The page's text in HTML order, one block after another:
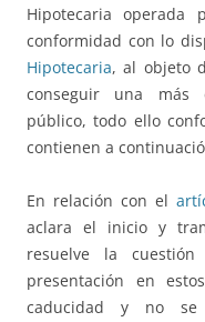
Hipotecaria
conformidad con lo
Hipotecaria, al objeto
conseguir una más
público, todo ello
contienen a
En relación con el
aclara el inicio y
resuelve la
presentación en
caducidad y no se